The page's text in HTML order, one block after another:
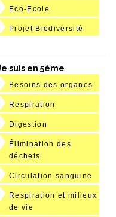
Eco-Ecole
Projet Biodiversité
suis en 5ème
Besoins des organes
Respiration
Digestion
Élimination des
déchets
Circulation sanguine
Respiration et milieux
de vie